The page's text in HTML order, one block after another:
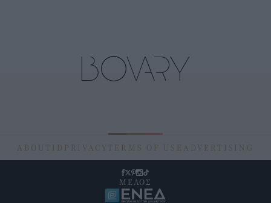
ABOUT ID PRIVACY TERMS OF USE ADVERTISING
ΜΕΛΟΣ